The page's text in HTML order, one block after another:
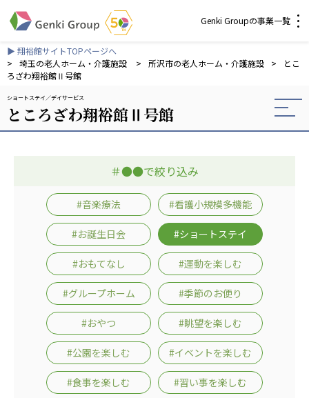
Genki Groupの事業一覧
介護・福祉
社会福祉法人 元気村グループ
社会福祉法人元気村
社会福祉法人長寿の森
社会福祉法人杜の村
株式会社 サンガジャパン
株式会社日本遮蔽技研
サンガ共同組合
株式会社Genkiリレーションズ
一般社団法人 日本高齢者福祉協会
日本高齢者福祉協会
株式会社 爽やかな風沖縄
爽やかな風 中部エリア
爽やかな風 那覇エリア
株式会社 鷹揚館
鷹揚館
▶ 翔裕館サイトTOPページへ
>
埼玉の老人ホーム・介護施設 > 所沢市の老人ホーム・介護施設 >
とこ
ろざわ翔裕館Ⅱ号館
ショートステイ デイサービス
ところざわ翔裕館Ⅱ号館
＃●●で絞り込み
#音楽療法 #看護小規模多機能
#お誕生日会 #ショートステイ
#おもてなし #運動を楽しむ
#グループホーム #季節のお便り
#おやつ #眺望を楽しむ
#公園を楽しむ #イベントを楽しむ
#食事を楽しむ #習い事を楽しむ